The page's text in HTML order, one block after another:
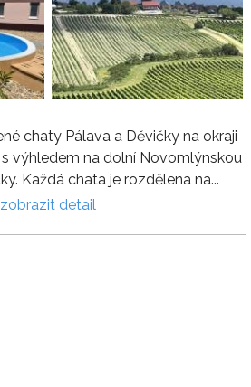
chaty Pálava a Děvičky na okraji
výhledem na dolní Novomlýnskou
Každá chata je rozdělena na...
zobrazit detail